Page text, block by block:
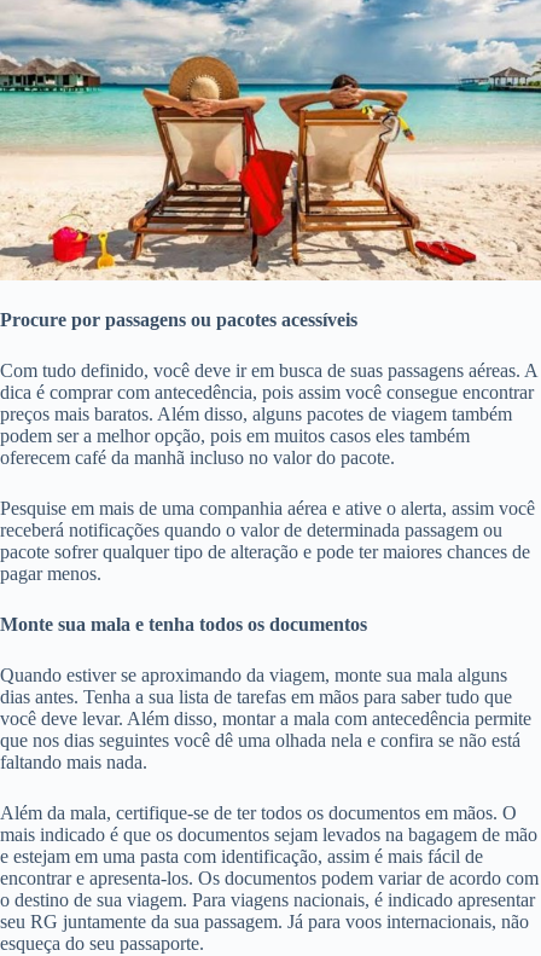
Procure por passagens ou pacotes acessíveis
Com tudo definido, você deve ir em busca de suas passagens aéreas. A
dica é comprar com antecedência, pois assim você consegue encontrar
preços mais baratos. Além disso, alguns pacotes de viagem também
podem ser a melhor opção, pois em muitos casos eles também
oferecem café da manhã incluso no valor do pacote.
Pesquise em mais de uma companhia aérea e ative o alerta, assim você
receberá notificações quando o valor de determinada passagem ou
pacote sofrer qualquer tipo de alteração e pode ter maiores chances de
pagar menos.
Monte sua mala e tenha todos os documentos
Quando estiver se aproximando da viagem, monte sua mala alguns
dias antes. Tenha a sua lista de tarefas em mãos para saber tudo que
você deve levar. Além disso, montar a mala com antecedência permite
que nos dias seguintes você dê uma olhada nela e confira se não está
faltando mais nada.
Além da mala, certifique-se de ter todos os documentos em mãos. O
mais indicado é que os documentos sejam levados na bagagem de mão
e estejam em uma pasta com identificação, assim é mais fácil de
encontrar e apresenta-los. Os documentos podem variar de acordo com
o destino de sua viagem. Para viagens nacionais, é indicado apresentar
seu RG juntamente da sua passagem. Já para voos internacionais, não
esqueça do seu passaporte.